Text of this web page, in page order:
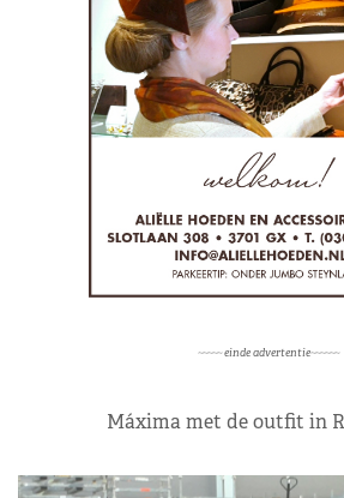
~~~~~ einde advertentie~~~~~~
Máxima met de outfit in